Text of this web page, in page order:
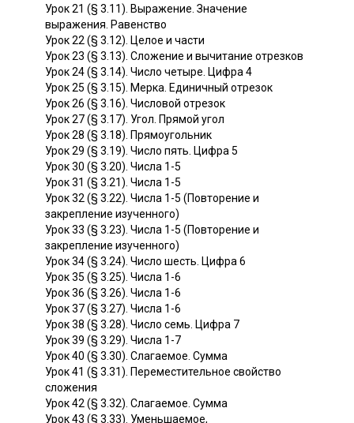
Урок 21 (§ 3.11). Выражение. Значение
выражения. Равенство
Урок 22 (§ 3.12). Целое и части
Урок 23 (§ 3.13). Сложение и вычитание отрезков
Урок 24 (§ 3.14). Число четыре. Цифра 4
Урок 25 (§ 3.15). Мерка. Единичный отрезок
Урок 26 (§ 3.16). Числовой отрезок
Урок 27 (§ 3.17). Угол. Прямой угол
Урок 28 (§ 3.18). Прямоугольник
Урок 29 (§ 3.19). Число пять. Цифра 5
Урок 30 (§ 3.20). Числа 1-5
Урок 31 (§ 3.21). Числа 1-5
Урок 32 (§ 3.22). Числа 1-5 (Повторение и
закрепление изученного)
Урок 33 (§ 3.23). Числа 1-5 (Повторение и
закрепление изученного)
Урок 34 (§ 3.24). Число шесть. Цифра 6
Урок 35 (§ 3.25). Числа 1-6
Урок 36 (§ 3.26). Числа 1-6
Урок 37 (§ 3.27). Числа 1-6
Урок 38 (§ 3.28). Число семь. Цифра 7
Урок 39 (§ 3.29). Числа 1-7
Урок 40 (§ 3.30). Слагаемое. Сумма
Урок 41 (§ 3.31). Переместительное свойство
сложения
Урок 42 (§ 3.32). Слагаемое. Сумма
Урок 43 (§ 3.33). Уменьшаемое,